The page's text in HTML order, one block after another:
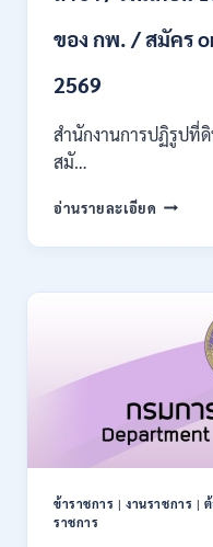
/
28780
10
21
2569
ของ กพ. / สมัคร
2569
สำนักงานการปฏิรูปที่
สมั…
อ่านรายละเอียด สำนักงาน
ปฏิรูป
เพื่อ
เกษตรก
เปิด
สมัคร
บุคคล
เพื่อ
เป็น
กอง
ข้าราชการ |งานราชการ |
ราชการ